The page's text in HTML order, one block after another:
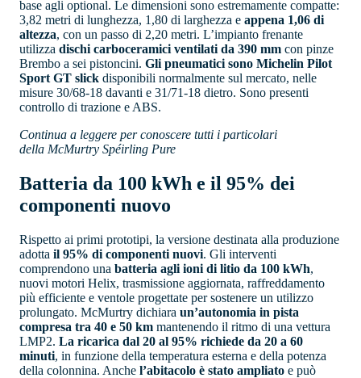
base agli optional. Le dimensioni sono estremamente compatte:
3,82 metri di lunghezza, 1,80 di larghezza e appena 1,06 di
altezza, con un passo di 2,20 metri. L’impianto frenante
utilizza dischi carboceramici ventilati da 390 mm con pinze
Brembo a sei pistoncini. Gli pneumatici sono Michelin Pilot
Sport GT slick disponibili normalmente sul mercato, nelle
misure 30/68-18 davanti e 31/71-18 dietro. Sono presenti
controllo di trazione e ABS.
Continua a leggere per conoscere tutti i particolari
della McMurtry Spéirling Pure
Batteria da 100 kWh e il 95% dei
componenti nuovo
Rispetto ai primi prototipi, la versione destinata alla produzione
adotta il 95% di componenti nuovi. Gli interventi
comprendono una batteria agli ioni di litio da 100 kWh,
nuovi motori Helix, trasmissione aggiornata, raffreddamento
più efficiente e ventole progettate per sostenere un utilizzo
prolungato. McMurtry dichiara un’autonomia in pista
compresa tra 40 e 50 km mantenendo il ritmo di una vettura
LMP2. La ricarica dal 20 al 95% richiede da 20 a 60
minuti, in funzione della temperatura esterna e della potenza
della colonnina. Anche l’abitacolo è stato ampliato e può